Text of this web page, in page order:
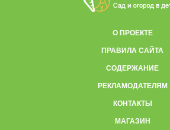
О ПРОЕКТЕ
ПРАВИЛА САЙТА
СОДЕРЖАНИЕ
РЕКЛАМОДАТЕЛЯМ
КОНТАКТЫ
МАГАЗИН